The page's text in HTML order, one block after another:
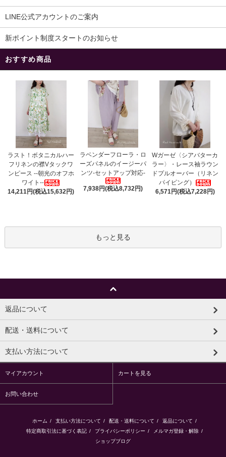
LINE公式アカウントのご案内
新ポイント制度スタートのお知らせ
おすすめ商品
ラスト！ボタニカルハー
フリネンの襟Vタックワ
ンピース --朝光のオフホ
ワイト--
14,211円(税込15,632円)
ラベンダーフローラ・ロ
ーズパネルのイージーパ
ンツ-セットアップ対応-
7,938円(税込8,732円)
Wガーゼ〈シアバターカ
ラー〉・レース袖ラウン
ドプルオーバー（リネン
パイピング）
6,571円(税込7,228円)
もっと見る
返品について
配送・送料について
支払い方法について
マイアカウント カートを見る
お問い合わせ
ホーム / 支払い方法について / 配送・送料について / 返品について /
特定商取引法に基づく表記 / プライバシーポリシー / メルマガ登録・解除 /
ショップブログ